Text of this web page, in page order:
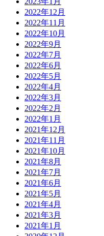
2022年12月
2022年11月
2022年10月
2022年9月
2022年7月
2022年6月
2022年5月
2022年4月
2022年3月
2022年2月
2022年1月
2021年12月
2021年11月
2021年10月
2021年8月
2021年7月
2021年6月
2021年5月
2021年4月
2021年3月
2021年1月